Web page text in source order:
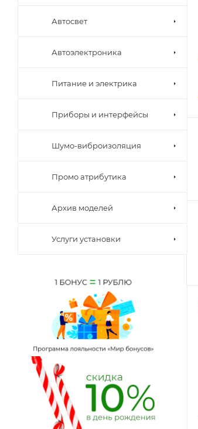
Автосвет
Автоэлектроника
Питание и электрика
Приборы и интерфейсы
Шумо-виброизоляция
Промо атрибутика
Архив моделей
Услуги установки